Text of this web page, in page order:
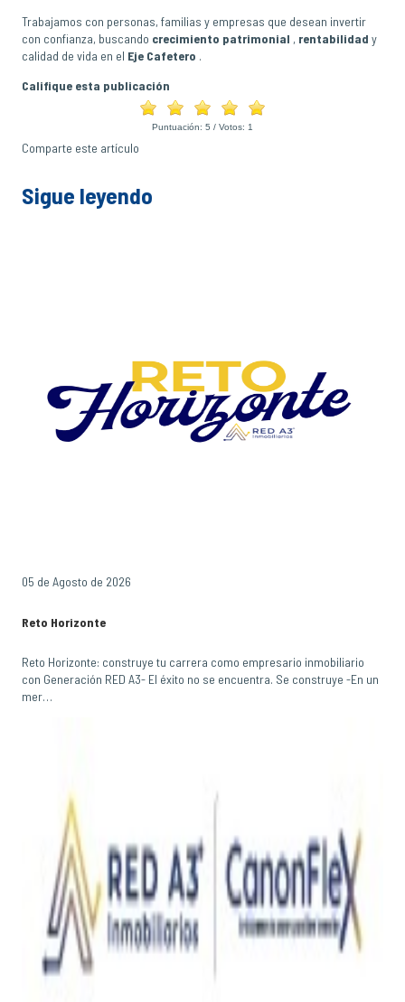
Trabajamos con personas, familias y empresas que desean invertir
con confianza, buscando crecimiento patrimonial , rentabilidad y
calidad de vida en el Eje Cafetero .
Califique esta publicación
Puntuación: 5 / Votos: 1
Comparte este artículo
Sigue leyendo
05 de Agosto de 2026
Reto Horizonte
Reto Horizonte: construye tu carrera como empresario inmobiliario
con Generación RED A3- El éxito no se encuentra. Se construye -En un
mer…